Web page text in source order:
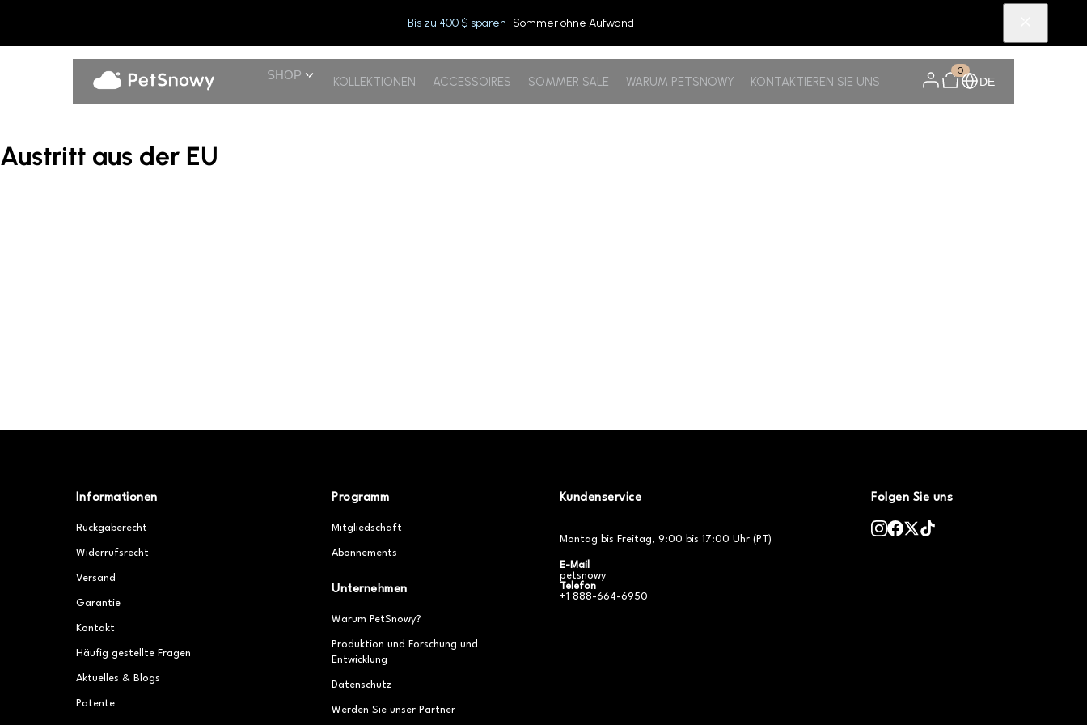
Bis zu 400 $ sparen · Sommer ohne Aufwand
SHOP KOLLEKTIONEN ACCESSOIRES SOMMER SALE WARUM PETSNOWY KONTAKTIEREN SIE UNS
0
DE
Austritt aus der EU
Informationen
Rückgaberecht
Widerrufsrecht
Versand
Garantie
Kontakt
Häufig gestellte Fragen
Aktuelles & Blogs
Patente
Programm
Mitgliedschaft
Abonnements
Unternehmen
Warum PetSnowy?
Produktion und Forschung und
Entwicklung
Datenschutz
Werden Sie unser Partner
Kundenservice
Montag bis Freitag, 9:00 bis 17:00 Uhr (PT)
E-Mail
petsnowy
Telefon
+1 888-664-6950
Folgen Sie uns